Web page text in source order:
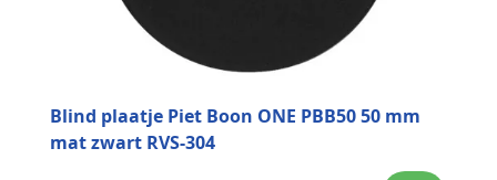
Blind plaatje Piet Boon ONE PBB50 50 mm
mat zwart RVS-304